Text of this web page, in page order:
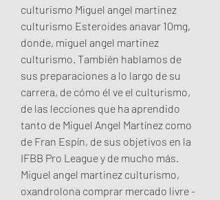
culturismo Miguel angel martinez
culturismo Esteroides anavar 10mg,
donde, miguel angel martinez
culturismo. También hablamos de
sus preparaciones a lo largo de su
carrera, de cómo él ve el culturismo,
de las lecciones que ha aprendido
tanto de Miguel Angel Martínez como
de Fran Espín, de sus objetivos en la
IFBB Pro League y de mucho más.
Miguel angel martinez culturismo,
oxandrolona comprar mercado livre -